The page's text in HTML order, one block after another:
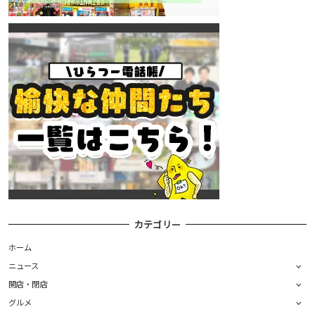
カテゴリー
ホーム
ニュース
開店・閉店
グルメ